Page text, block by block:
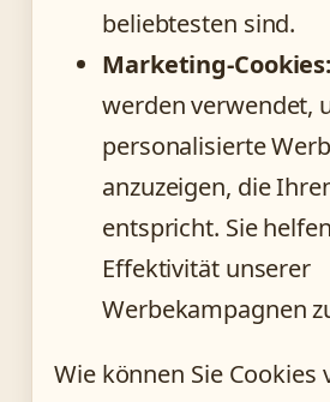
beliebtesten sind.
Marketing-Cookies:
werden verwendet,
personalisierte
anzuzeigen, die
entspricht. Sie
Effektivität unserer
Werbekampagnen
Wie können Sie Cookies